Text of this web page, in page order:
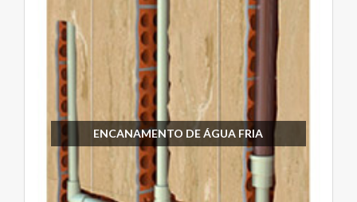
ENCANAMENTO DE ÁGUA FRIA